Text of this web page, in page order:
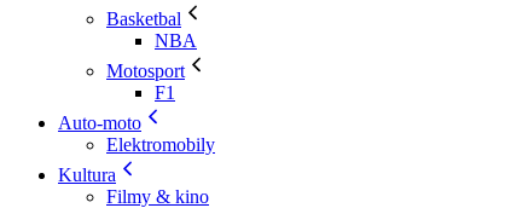
Basketbal
NBA
Motosport
F1
Auto-moto
Elektromobily
Kultura
Filmy & kino